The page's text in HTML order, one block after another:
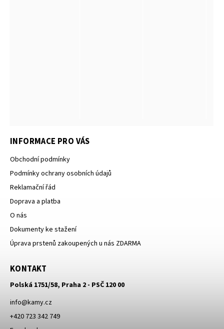
INFORMACE PRO VÁS
Obchodní podmínky
Podmínky ochrany osobních údajů
Reklamační řád
Doprava a platba
O nás
Dokumenty ke stažení
Úprava prstenů zakoupených u nás ZDARMA
KONTAKT
Polská 1751/58, Praha 2 - PSČ 120 00
info@kamy.cz
+420 723 342 749